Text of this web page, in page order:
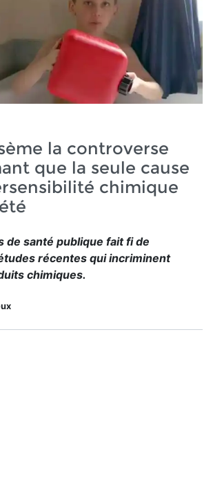
sème la controverse
que la seule cause
chimique
de santé publique fait fi de
récentes qui incriminent
chimiques.